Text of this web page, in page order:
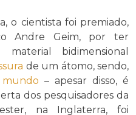
o cientista foi premiado,
Andre Geim, por ter
bidimensional
de um átomo, sendo,
mundo – apesar disso, é
dos pesquisadores da
na Inglaterra, foi